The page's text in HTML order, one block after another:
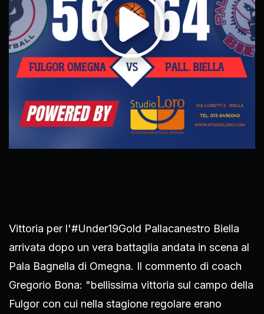
Vittoria per l'#Under19Gold Pallacanestro Biella
arrivata dopo un vera battaglia andata in scena al
Pala Bagnella di Omegna. Il commento di coach
Gregorio Bona: "bellissima vittoria sul campo della
Fulgor con cui nella stagione regolare erano